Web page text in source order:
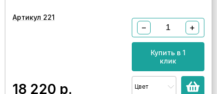
Артикул 221
18 220 р.
− +
Купить в 1
клик
Цвет